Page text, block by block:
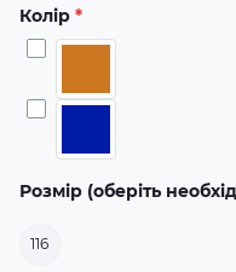
Колір *
Розмір (оберіть
116